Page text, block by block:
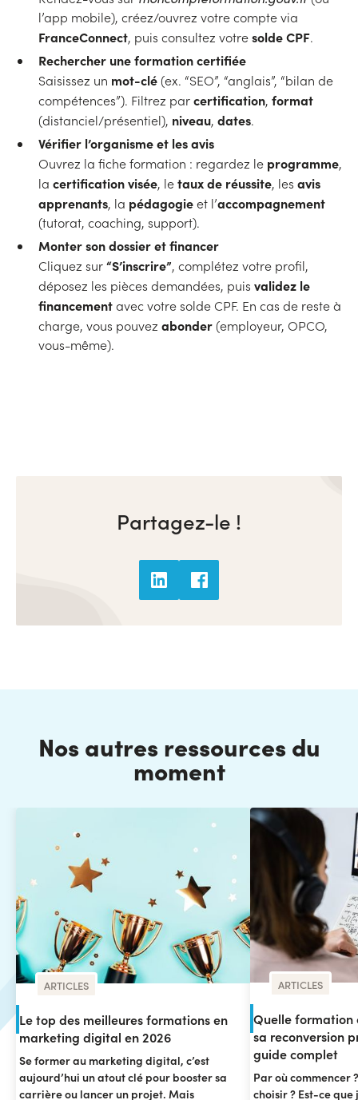
l’app mobile), créez/ouvrez votre compte via
FranceConnect, puis consultez votresolde CPF.
Rechercher une formation certifiée
Saisissez un mot-clé(ex. “SEO”, “anglais”, “bilan de
compétences”). Filtrez parcertification, format
(distanciel/présentiel), niveau, dates.
Vérifier l’organisme et les avis
Ouvrez la fiche formation : regardez le programme,
la certification visée, letaux de réussite, les avis
apprenants, la pédagogieet l’accompagnement
(tutorat, coaching, support).
Monter son dossier et financer
Cliquez sur“S’inscrire”, complétez votre profil,
déposez les pièces demandées, puis validez le
financementavec votre solde CPF. En cas de reste à
charge, vous pouvez abonder(employeur, OPCO,
vous-même).
Partagez-le !
Nos autres ressources du
moment
ARTICLES
Le top des meilleures formations en
marketing digital en 2026
Se former au marketing digital, c’est
aujourd’hui un atout clé pour booster sa
carrière ou lancer un projet. Mais
ARTICLES
Quelle formation
sa reconversion
guide complet
Par où commencer
choisir ? Est-ce